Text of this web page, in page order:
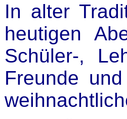
In alter
heutigen
Schüler-,
Freunde